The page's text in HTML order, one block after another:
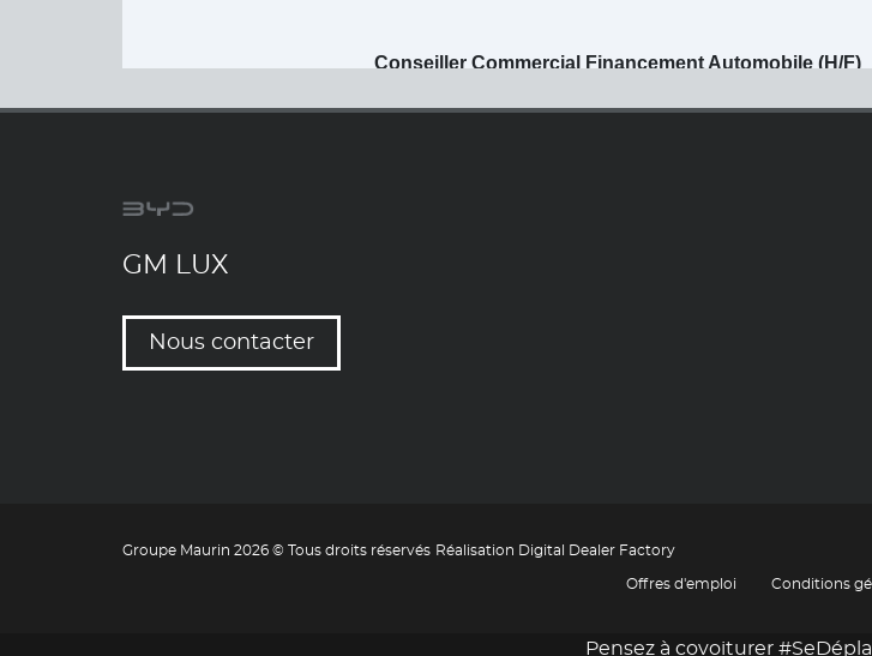
GM LUX
Nous contacter
Groupe Maurin 2026 © Tous droits réservés Réalisation Digital Dealer Factory
Offres d'emploi Conditions
Pensez à covoiturer